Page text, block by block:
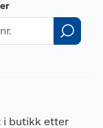
i butikk etter